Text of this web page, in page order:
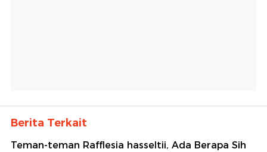
Berita Terkait
Teman-teman Rafflesia hasseltii, Ada Berapa Sih